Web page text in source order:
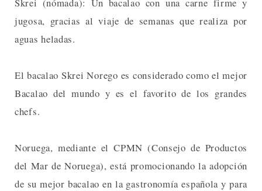
jugosa, gracias al viaje de semanas que realiza por
aguas heladas.
El bacalao Skrei Norego es considerado como el mejor
Bacalao del mundo y es el favorito de los grandes
chefs.
Noruega, mediante el CPMN (Consejo de Productos
del Mar de Noruega), está promocionando la adopción
de su mejor bacalao en la gastronomía española y para